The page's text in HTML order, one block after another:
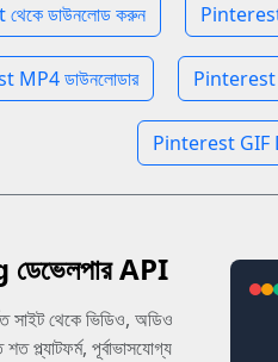
ডাউনলোড করুন Pinterest
MP4 ডাউনলোডার Pinterest
Pinterest GIF
API
সাইট থেকে ভিডিও, অডিও
প্ল্যাটফর্ম, পূর্বাভাসযোগ্য